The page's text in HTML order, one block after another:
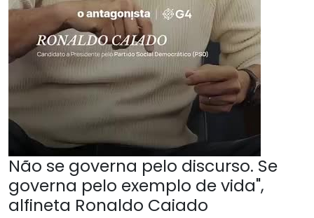
Não se governa pelo discurso. Se
governa pelo exemplo de vida",
alfineta Ronaldo Caiado